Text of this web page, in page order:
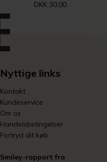
DKK 30,00
Nyttige links
Kontakt
Kundeservice
Om os
Handelsbetingelser
Fortryd dit køb
Smiley-rapport fra